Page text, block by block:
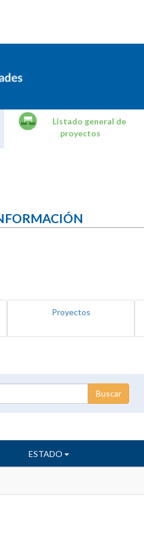
Listado general de
proyectos
Proyectos
ESTADO